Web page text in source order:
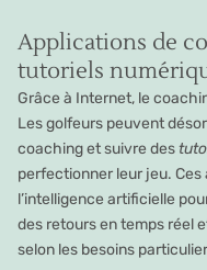
Applications de
tutoriels
Grâce à Internet, le
Les golfeurs peuvent
coaching et suivre des
perfectionner leur jeu.
l’intelligence artificielle
des retours en temps réel
selon les besoins